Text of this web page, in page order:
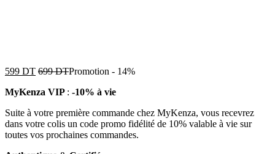
599 DT 699DTPromotion - 14%
MyKenza VIP : -10% à vie
Suite à votre première commande chez MyKenza, vous recevrez
dans votre colis un code promo fidélité de 10% valable à vie sur
toutes vos prochaines commandes.